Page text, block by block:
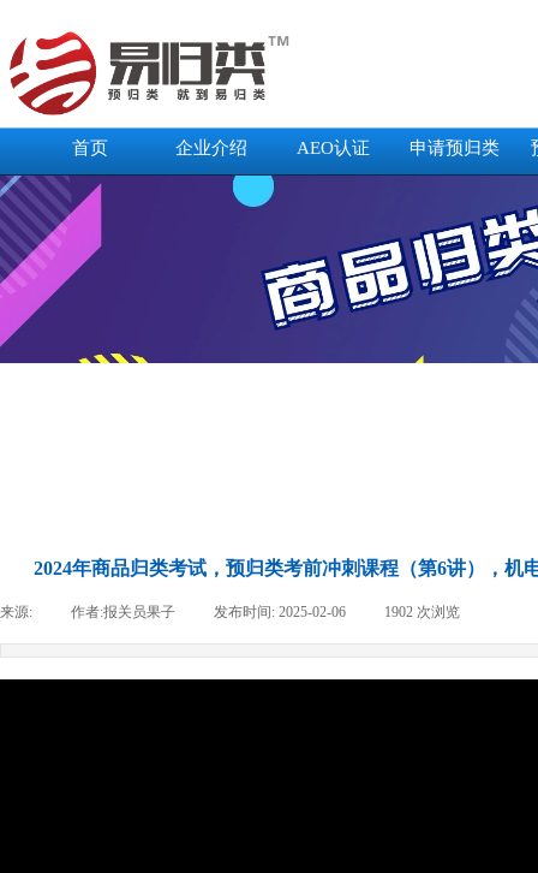
首页 企业介绍 AEO认证 申请预归类
2024年商品归类考试，预归类考前冲刺课程（第6讲），机
来源: 作者:报关员果子 发布时间: 2025-02-06 1902 次浏览